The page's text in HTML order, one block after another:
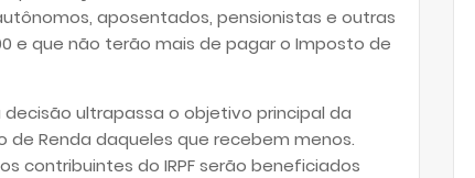
aposentados, pensionistas e outras
e que não terão mais de pagar o Imposto de
decisão ultrapassa o objetivo principal da
Renda daqueles que recebem menos.
contribuintes do IRPF serão beneficiados